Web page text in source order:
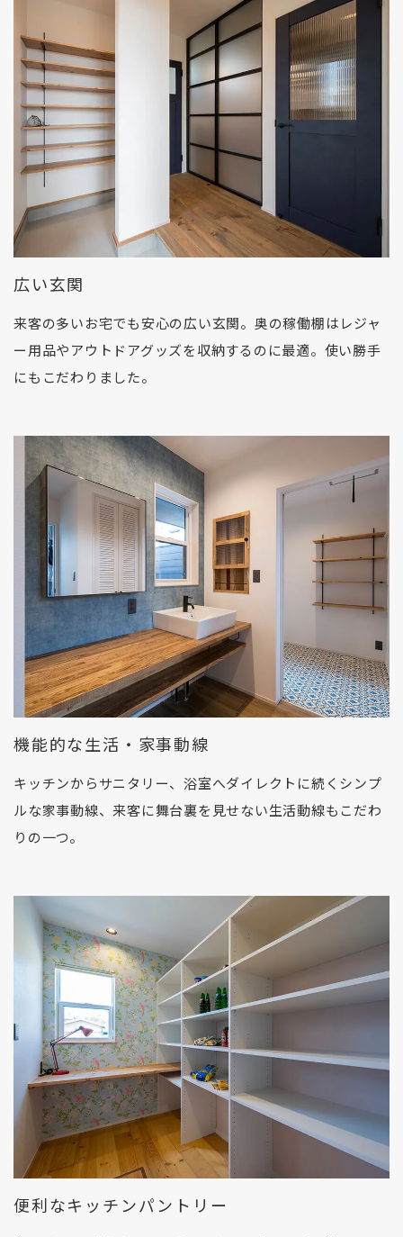
広い玄関
来客の多いお宅でも安心の広い玄関。奥の稼働棚はレジャ
ー用品やアウトドアグッズを収納するのに最適。使い勝手
にもこだわりました。
機能的な生活・家事動線
キッチンからサニタリー、浴室へダイレクトに続くシンプ
ルな家事動線、来客に舞台裏を見せない生活動線もこだわ
りの一つ。
便利なキッチンパントリー